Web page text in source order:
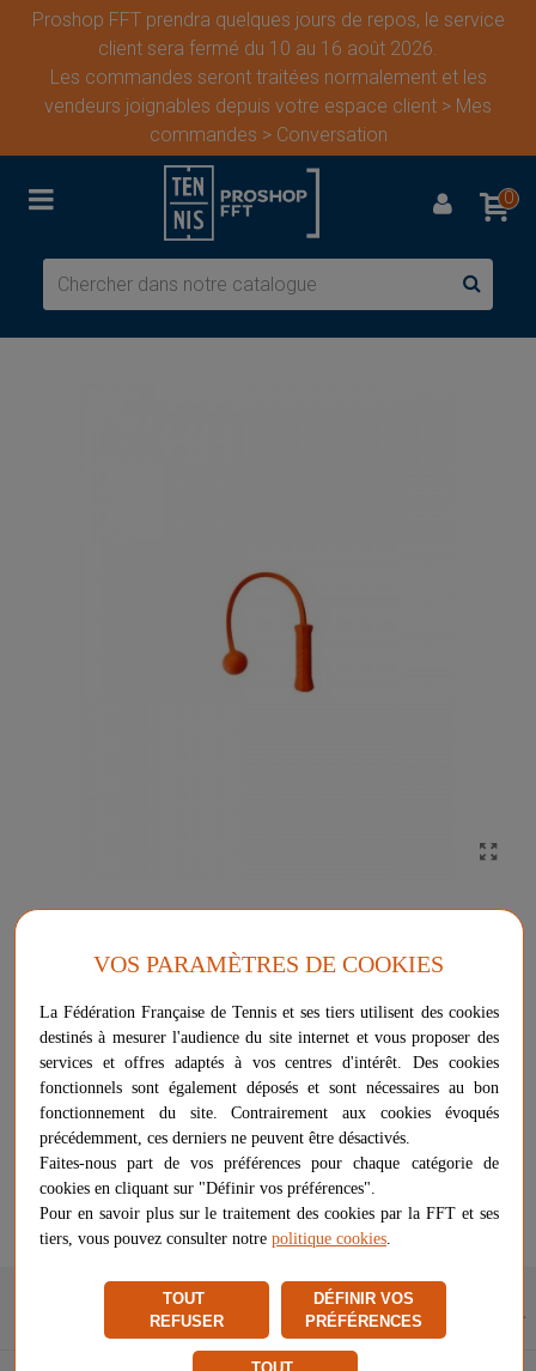
Proshop FFT prendra quelques jours de repos, le service
client sera fermé du 10 au 16 août 2026.
Les commandes seront traitées normalement et les
vendeurs joignables depuis votre espace client > Mes
commandes > Conversation
0
SERVEMASTER (1 BALL)
coup-droit/revers et du service.
Plus d'informations sur ce produit
Voir les questions / réponses
51,00 € RUPTURE DE STOCK
Signaler un problème d'ordre juridique
VOS PARAMÈTRES DE COOKIES
La Fédération Française de Tennis et ses tiers utilisent des cookies
destinés à mesurer l'audience du site internet et vous proposer des
services et offres adaptés à vos centres d'intérêt. Des cookies
fonctionnels sont également déposés et sont nécessaires au bon
fonctionnement du site. Contrairement aux cookies évoqués
précédemment, ces derniers ne peuvent être désactivés.
Faites-nous part de vos préférences pour chaque catégorie de
cookies en cliquant sur "Définir vos préférences".
Pour en savoir plus sur le traitement des cookies par la FFT et ses
tiers, vous pouvez consulter notre politique cookies.
TOUT
REFUSER
DÉFINIR VOS
PRÉFÉRENCES